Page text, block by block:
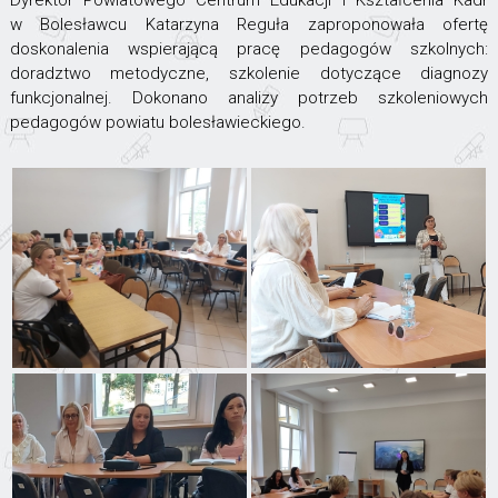
w Bolesławcu Katarzyna Reguła zaproponowała ofertę
doskonalenia wspierającą pracę pedagogów szkolnych:
doradztwo metodyczne, szkolenie dotyczące diagnozy
funkcjonalnej. Dokonano analizy potrzeb szkoleniowych
pedagogów powiatu bolesławieckiego.